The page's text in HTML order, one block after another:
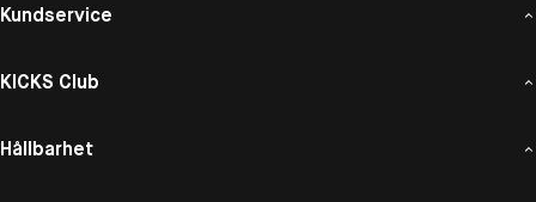
Kundservice
KICKS Club
Hållbarhet